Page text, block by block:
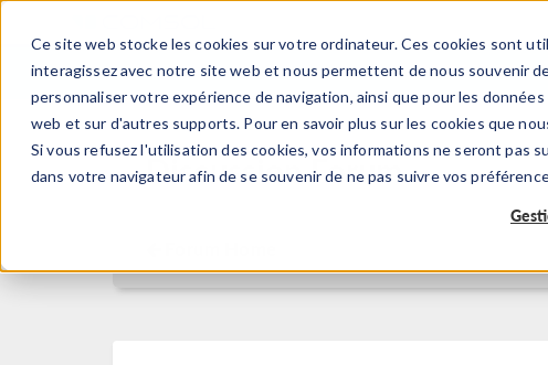
Ce site web stocke les cookies sur votre ordinateur. Ces cookies sont
interagissez avec notre site web et nous permettent de nous souvenir
personnaliser votre expérience de navigation, ainsi que pour les
web et sur d'autres supports. Pour en savoir plus sur les cookies que
Si vous refusez l'utilisation des cookies, vos informations ne seront pas
dans votre navigateur afin de se souvenir de ne pas suivre vos
PRODUITS
Discussion Forum